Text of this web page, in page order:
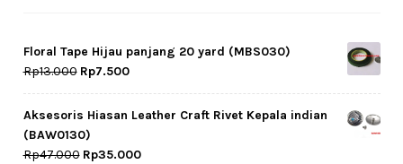
Floral Tape Hijau panjang 20 yard (MBS030)
Rp13.000 Original
price
was:
Rp13.000.
Rp7.500Current
price
is:
Aksesoris Hiasan Leather Craft Rivet Kepala indian
(BAW0130)
Rp47.000 Original
Rp35.000Current